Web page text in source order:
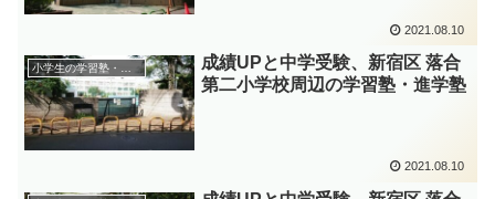
2021.08.10
成績UPと中学受験、新宿区 落合
第二小学校周辺の学習塾・進学塾
2021.08.10